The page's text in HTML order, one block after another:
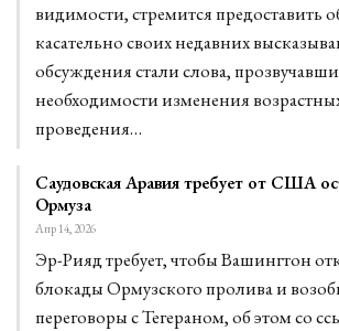
видимости, стремится предоставить
касательно своих недавних
обсуждения стали слова,
необходимости изменения
проведения…
Саудовская Аравия требует от США
Ормуза
Апр 14, 2026
Эр-Рияд требует, чтобы Вашингтон
блокады Ормузского пролива и
переговоры с Тегераном, об этом со